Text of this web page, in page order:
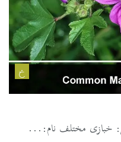
خ
خبازی مختلف نام:...